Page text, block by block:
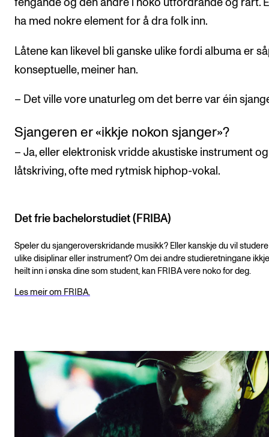
fengande og den andre i noko utfordrande og rart.
ha med nokre element for å dra folk inn.
Låtene kan likevel bli ganske ulike fordi albuma er
konseptuelle, meiner han.
– Det ville vore unaturleg om det berre var éin
Sjangeren er «ikkje nokon sjanger»?
– Ja, eller elektronisk vridde akustiske instrument og
låtskriving, ofte med rytmisk hiphop-vokal.
Det frie bachelorstudiet (FRIBA)
Speler du sjangeroverskridande musikk? Eller kanskje du vil
ulike disiplinar eller instrument? Om dei andre studieretningane
heilt inn i ønska dine som student, kan FRIBA vere noko for deg.
Les meir om FRIBA.